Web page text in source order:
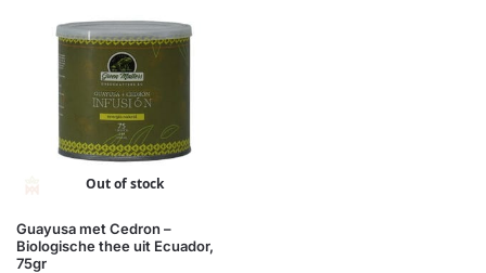
Out of stock
Guayusa met Cedron –
Biologische thee uit Ecuador,
75gr